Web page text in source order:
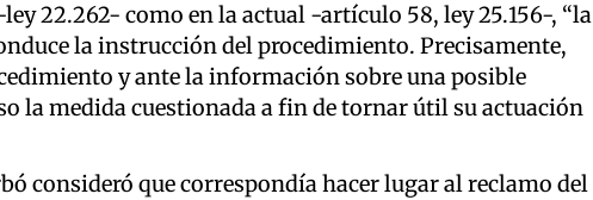
22.262- como en la actual -artículo 58, ley 25.156-, “la
la instrucción del procedimiento. Precisamente,
y ante la información sobre una posible
la medida cuestionada a fin de tornar útil su actuación
consideró que correspondía hacer lugar al reclamo del